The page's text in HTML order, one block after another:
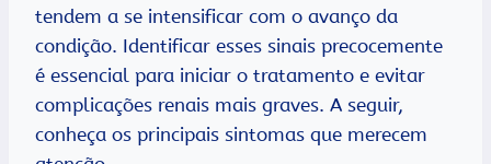
tendem a se intensificar com o avanço da
condição. Identificar esses sinais precocemente
é essencial para iniciar o tratamento e evitar
complicações renais mais graves. A seguir,
conheça os principais sintomas que merecem